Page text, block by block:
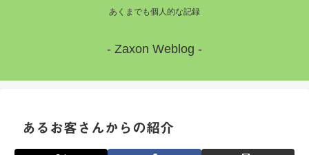
あくまでも個人的な記録
- Zaxon Weblog -
あるお客さんからの紹介